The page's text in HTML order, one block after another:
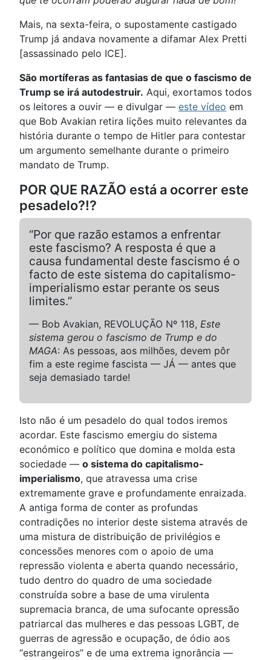
Mais, na sexta-feira, o supostamente castigado
Trump já andava novamente a difamar Alex Pretti
[assassinado pelo ICE].
São mortíferas as fantasias de que o fascismo de
Trump se irá autodestruir. Aqui, exortamos todos
os leitores a ouvir — e divulgar — este vídeo em
que Bob Avakian retira lições muito relevantes da
história durante o tempo de Hitler para contestar
um argumento semelhante durante o primeiro
mandato de Trump.
POR QUE RAZÃO está a ocorrer este
pesadelo?!?
“Por que razão estamos a enfrentar
este fascismo? A resposta é que a
causa fundamental deste fascismo é o
facto de este sistema do capitalismo-
imperialismo estar perante os seus
limites.”
— Bob Avakian, REVOLUÇÃO Nº 118, Este
sistema gerou o fascismo de Trump e do
MAGA: As pessoas, aos milhões, devem pôr
fim a este regime fascista — JÁ — antes que
seja demasiado tarde!
Isto não é um pesadelo do qual todos iremos
acordar. Este fascismo emergiu do sistema
económico e político que domina e molda esta
sociedade — o sistema do capitalismo-
imperialismo, que atravessa uma crise
extremamente grave e profundamente enraizada.
A antiga forma de conter as profundas
contradições no interior deste sistema através de
uma mistura de distribuição de privilégios e
concessões menores com o apoio de uma
repressão violenta e aberta quando necessário,
tudo dentro do quadro de uma sociedade
construída sobre a base de uma virulenta
supremacia branca, de uma sufocante opressão
patriarcal das mulheres e das pessoas LGBT, de
guerras de agressão e ocupação, de ódio aos
“estrangeiros” e de uma extrema ignorância —